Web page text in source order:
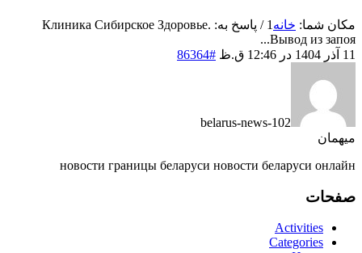
مکان شما: خانه 1
/
پاسخ به: Клиника Сибирское Здоровье.
Вывод из запоя...
11 آذر 1404 در 12:46 ق.ظ
#86364
belarus-news-102
میهمان
новости границы беларуси новости беларуси онлайн
صفحات
Activities
Categories